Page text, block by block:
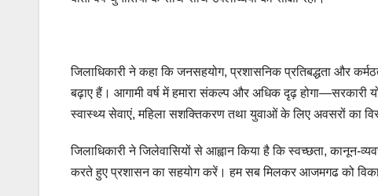
जिलाधिकारी ने कहा कि जनसहयोग, प्रशासनिक प्रतिबद्धता और
बढ़ाए हैं। आगामी वर्ष में हमारा संकल्प और अधिक दृढ़ होगा—सरकारी
स्वास्थ्य सेवाएं, महिला सशक्तिकरण तथा युवाओं के लिए अवसरों का
जिलाधिकारी ने जिलेवासियों से आह्वान किया है कि स्वच्छता, कानून-
करते हुए प्रशासन का सहयोग करें। हम सब मिलकर आजमगढ को